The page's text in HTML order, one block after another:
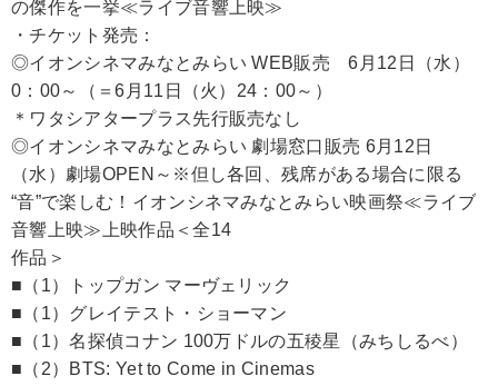
の傑作を一挙≪ライブ音響上映≫
・チケット発売：
◎イオンシネマみなとみらい WEB販売 6月12日（水）
0：00～（＝6月11日（火）24：00～）
＊ワタシアタープラス先行販売なし
◎イオンシネマみなとみらい 劇場窓口販売 6月12日
（水）劇場OPEN～※但し各回、残席がある場合に限る
“音”で楽しむ！イオンシネマみなとみらい映画祭≪ライブ
音響上映≫上映作品＜全14
作品＞
■（1）トップガン マーヴェリック
■（1）グレイテスト・ショーマン
■（1）名探偵コナン 100万ドルの五稜星（みちしるべ）
■（2）BTS: Yet to Come in Cinemas